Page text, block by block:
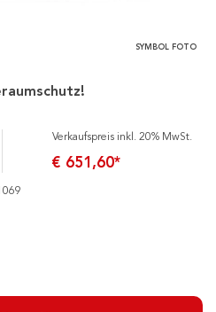
SYMBOL FOTO
Verkaufspreis inkl. 20% MwSt.
€ 651,60*